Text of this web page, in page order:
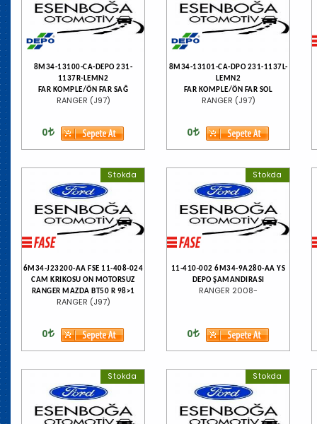
8M34-13100-CA-DEPO 231-
1137R-LEMN2
FAR KOMPLE/ÖN FAR SAĞ
RANGER (J97)
0
8M34-13101-CA-DPO 231-1137L-
LEMN2
FAR KOMPLE/ÖN FAR SOL
RANGER (J97)
0
Stokda
6M34-J23200-AA FSE 11-408-024
CAM KRIKOSU ON MOTORSUZ
RANGER MAZDA BT50 R 98>1
RANGER (J97)
0
Stokda
11-410-002 6M34-9A280-AA YS
DEPO ŞAMANDIRASI
RANGER 2008-
0
Stokda Stokda